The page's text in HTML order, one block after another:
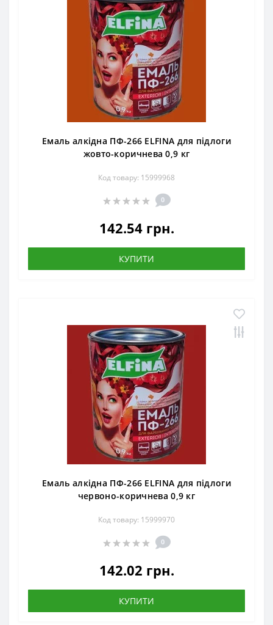
Емаль алкідна ПФ-266 ELFINA для підлоги
жовто-коричнева 0,9 кг
Код товару: 15999968
0
142.54 грн.
КУПИТИ
Емаль алкідна ПФ-266 ELFINA для підлоги
червоно-коричнева 0,9 кг
Код товару: 15999970
0
142.02 грн.
КУПИТИ